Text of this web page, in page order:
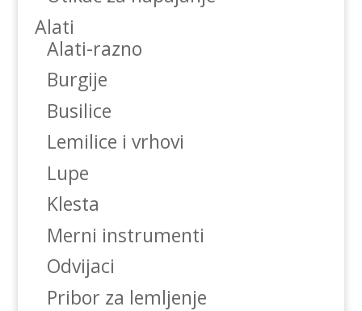
Alati
Alati-razno
Burgije
Busilice
Lemilice i vrhovi
Lupe
Klesta
Merni instrumenti
Odvijaci
Pribor za lemljenje